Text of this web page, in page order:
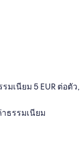
มเนียม 5 EUR ต่อตัว,
ธรรมเนียม